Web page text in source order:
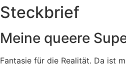
Steckbrief
Meine queere
Fantasie für die Realität. Da ist